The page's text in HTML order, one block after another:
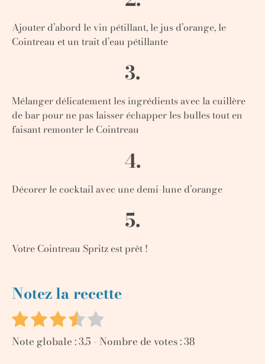
Ajouter d’abord le vin pétillant, le jus d’orange, le
Cointreau et un trait d’eau pétillante
3.
Mélanger délicatement les ingrédients avec la cuillère
de bar pour ne pas laisser échapper les bulles tout en
faisant remonter le Cointreau
4.
Décorer le cocktail avec une demi-lune d’orange
5.
Votre Cointreau Spritz est prêt !
Notez la recette
Note globale :3.5 - Nombre de votes :38